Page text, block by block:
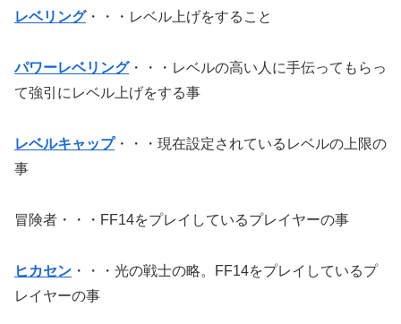
レベリング・・・レベル上げをすること
パワーレベリング・・・レベルの高い人に手伝ってもらっ
て強引にレベル上げをする事
レベルキャップ・・・現在設定されているレベルの上限の
事
冒険者・・・FF14をプレイしているプレイヤーの事
ヒカセン ・・・光の戦士の略。FF14をプレイしているプ
レイヤーの事